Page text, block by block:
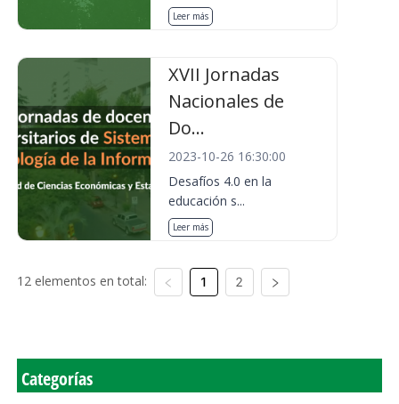
Leer más
XVII Jornadas
Nacionales de
Do...
2023-10-26 16:30:00
Desafíos 4.0 en la
educación s...
Leer más
12 elementos en total: 1 2
Categorías